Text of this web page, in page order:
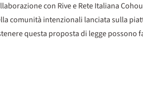
con Rive e Rete Italiana
comunità intenzionali lanciata sulla
questa proposta di legge possono